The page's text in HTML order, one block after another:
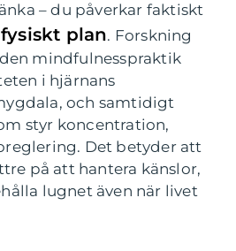
– du påverkar faktiskt
plan. Forskning
mindfulnesspraktik
i hjärnans
och samtidigt
styr koncentration,
Det betyder att
på att hantera känslor,
lugnet även när livet